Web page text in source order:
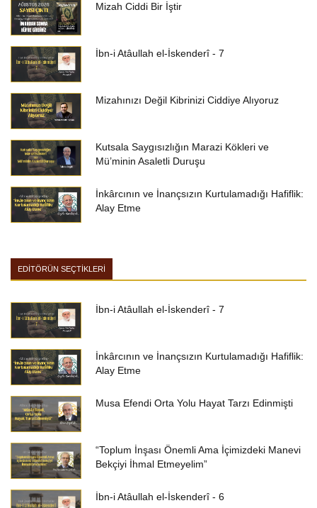
Mizah Ciddi Bir İştir
İbn-i Atâullah el-İskenderî - 7
Mizahınızı Değil Kibrinizi Ciddiye Alıyoruz
Kutsala Saygısızlığın Marazi Kökleri ve
Mü’minin Asaletli Duruşu
İnkârcının ve İnançsızın Kurtulamadığı Hafiflik:
Alay Etme
EDİTÖRÜN SEÇTİKLERİ
İbn-i Atâullah el-İskenderî - 7
İnkârcının ve İnançsızın Kurtulamadığı Hafiflik:
Alay Etme
Musa Efendi Orta Yolu Hayat Tarzı Edinmişti
“Toplum İnşası Önemli Ama İçimizdeki Manevi
Bekçiyi İhmal Etmeyelim”
İbn-i Atâullah el-İskenderî - 6